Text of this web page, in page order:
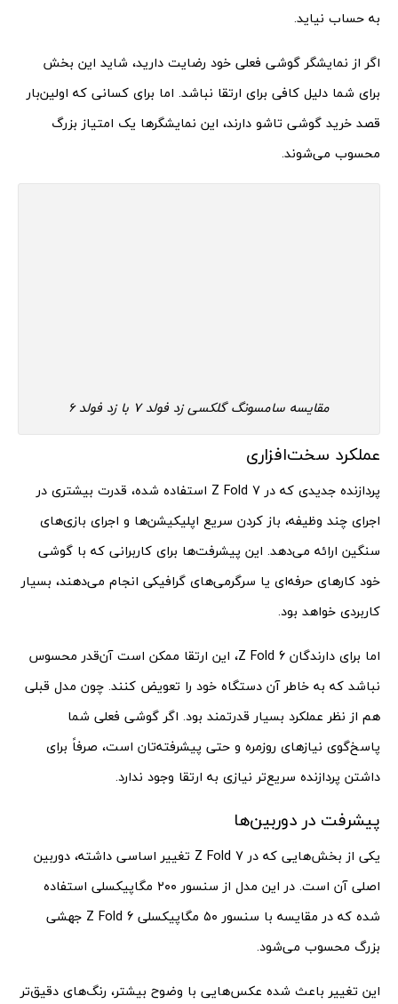
به حساب نیاید.
اگر از نمایشگر گوشی فعلی خود رضایت دارید، شاید این بخش
برای شما دلیل کافی برای ارتقا نباشد. اما برای کسانی که اولین‌بار
قصد خرید گوشی تاشو دارند، این نمایشگرها یک امتیاز بزرگ
محسوب می‌شوند.
مقایسه سامسونگ گلکسی زد فولد 7 با زد فولد 6
عملکرد سخت‌افزاری
پردازنده جدیدی که در Z Fold 7 استفاده شده، قدرت بیشتری در
اجرای چند وظیفه، باز کردن سریع اپلیکیشن‌ها و اجرای بازی‌های
سنگین ارائه می‌دهد. این پیشرفت‌ها برای کاربرانی که با گوشی
خود کارهای حرفه‌ای یا سرگرمی‌های گرافیکی انجام می‌دهند، بسیار
کاربردی خواهد بود.
اما برای دارندگان Z Fold 6، این ارتقا ممکن است آن‌قدر محسوس
نباشد که به خاطر آن دستگاه خود را تعویض کنند. چون مدل قبلی
هم از نظر عملکرد بسیار قدرتمند بود. اگر گوشی فعلی شما
پاسخ‌گوی نیازهای روزمره و حتی پیشرفته‌تان است، صرفاً برای
داشتن پردازنده سریع‌تر نیازی به ارتقا وجود ندارد.
پیشرفت در دوربین‌ها
یکی از بخش‌هایی که در Z Fold 7 تغییر اساسی داشته، دوربین
اصلی آن است. در این مدل از سنسور ۲۰۰ مگاپیکسلی استفاده
شده که در مقایسه با سنسور ۵۰ مگاپیکسلی Z Fold 6 جهشی
بزرگ محسوب می‌شود.
این تغییر باعث شده عکس‌هایی با وضوح بیشتر، رنگ‌های دقیق‌تر